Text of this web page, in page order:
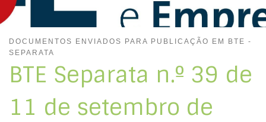
DOCUMENTOS ENVIADOS PARA PUBLICAÇÃO EM BTE -
SEPARATA
BTE Separata n.º 39 de
11 de setembro de